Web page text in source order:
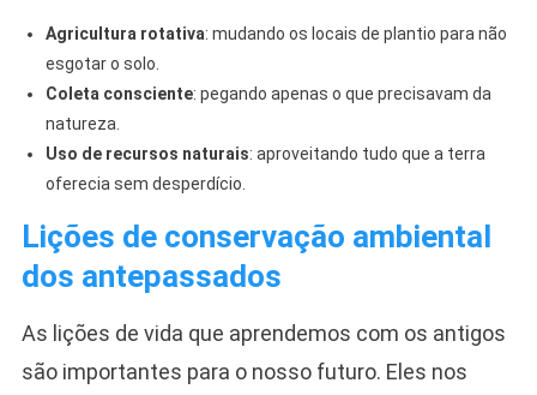
Agricultura rotativa: mudando os locais de plantio para não
esgotar o solo.
Coleta consciente: pegando apenas o que precisavam da
natureza.
Uso de recursos naturais: aproveitando tudo que a terra
oferecia sem desperdício.
Lições de conservação ambiental
dos antepassados
As lições de vida que aprendemos com os antigos
são importantes para o nosso futuro. Eles nos